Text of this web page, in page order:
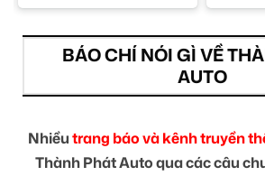
BÁO CHÍ NÓI GÌ VỀ
AUTO
Nhiềutrang báo và kênh truyền
Thành Phát Auto qua các câu